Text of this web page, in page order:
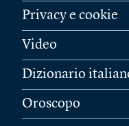
Privacy e cookie
Video
Dizionario
Oroscopo